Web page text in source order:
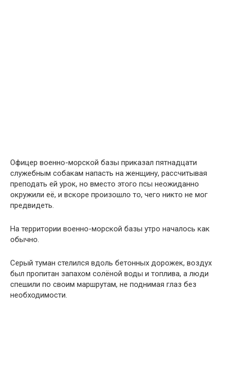
Офицер военно-морской базы приказал пятнадцати
служебным собакам напасть на женщину, рассчитывая
преподать ей урок, но вместо этого псы неожиданно
окружили её, и вскоре произошло то, чего никто не мог
предвидеть.
На территории военно-морской базы утро началось как
обычно.
Серый туман стелился вдоль бетонных дорожек, воздух
был пропитан запахом солёной воды и топлива, а люди
спешили по своим маршрутам, не поднимая глаз без
необходимости.